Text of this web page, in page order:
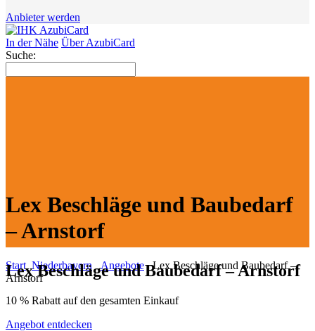
Anbieter werden
In der Nähe Über AzubiCard
Suche:
Lex Beschläge und Baubedarf
– Arnstorf
Start Niederbayern Angebote
Lex Beschläge und Baubedarf –
Arnstorf
Lex Beschläge und Baubedarf – Arnstorf
10 % Rabatt auf den gesamten Einkauf
Angebot entdecken